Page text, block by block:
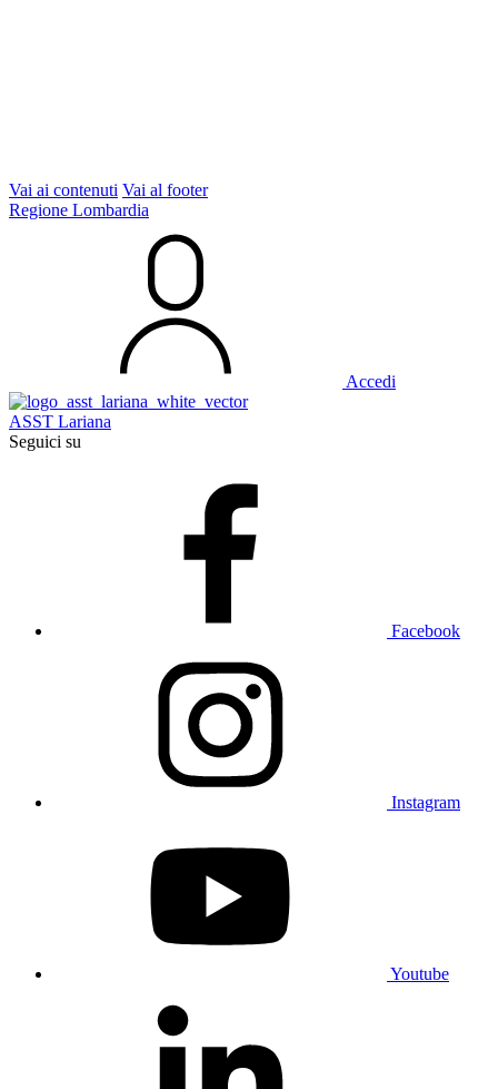
Vai ai contenuti Vai al footer
Regione Lombardia
Accedi
ASST Lariana
Seguici su
Facebook
Instagram
Youtube